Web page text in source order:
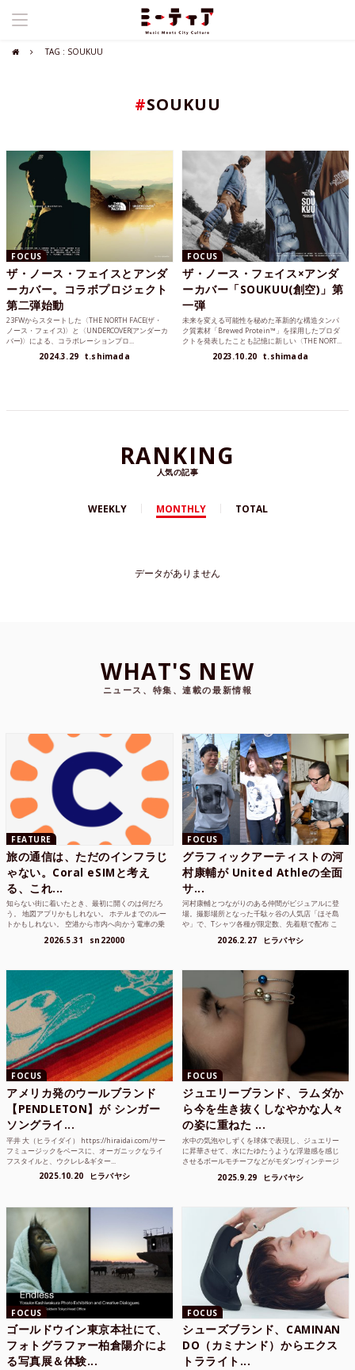
TAG : SOUKUU
#SOUKUU
FOCUS
ザ・ノース・フェイスとアンダ
ーカバー。コラボプロジェクト
第二弾始動
23FWからスタートした〈THE NORTH FACE(ザ・
ノース・フェイス)〉と〈UNDERCOVER(アンダーカ
バー)〉による、コラボレーションプロ...
2024.3.29 t.shimada
FOCUS
ザ・ノース・フェイス×アンダ
ーカバー「SOUKUU(創空)」第
一弾
未来を変える可能性を秘めた革新的な構造タンパ
ク質素材「Brewed Protein™」を採用したプロダ
クトを発表したことも記憶に新しい〈THE NORT...
2023.10.20 t.shimada
RANKING
人気の記事
WEEKLY MONTHLY TOTAL
データがありません
WHAT'S NEW
ニュース、特集、連載の最新情報
FEATURE
旅の通信は、ただのインフラじ
ゃない。Coral eSIMと考え
る、これ...
知らない街に着いたとき、最初に開くのは何だろ
う。 地図アプリかもしれない。 ホテルまでのルー
トかもしれない。 空港から市内へ向かう電車の乗
2026.5.31 sn22000
FOCUS
グラフィックアーティストの河
村康輔が United Athleの全面
サ...
河村康輔とつながりのある仲間がビジュアルに登
場。撮影場所となった千駄ヶ谷の人気店「ほそ島
や」で、Tシャツ各種が限定数、先着順で配布 こ
2026.2.27 ヒラバヤシ
FOCUS
アメリカ発のウールブランド
【PENDLETON】が シンガー
ソングライ...
平井 大（ヒライダイ） https://hiraidai.com/サー
フミュージックをベースに、オーガニックなライ
フスタイルと、ウクレレ&ギター...
2025.10.20 ヒラバヤシ
FOCUS
ジュエリーブランド、ラムダか
ら今を生き抜くしなやかな人々
の姿に重ねた ...
水中の気泡やしずくを球体で表現し、ジュエリー
に昇華させて、水にたゆたうような浮遊感を感じ
させるボールモチーフなどがモダンヴィンテージ
2025.9.29 ヒラバヤシ
FOCUS
ゴールドウイン東京本社にて、
フォトグラファー柏倉陽介によ
る写真展＆体験...
FOCUS
シューズブランド、CAMINAN
DO（カミナンド）からエクス
トラライト...